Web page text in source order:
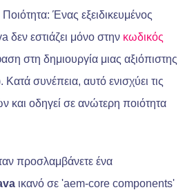
Ποιότητα: Ένας εξειδικευμένος
δεν εστιάζει μόνο στην κωδικός
στη δημιουργία μιας αξιόπιστης
συνέπεια, αυτό ενισχύει τις
και οδηγεί σε ανώτερη ποιότητα
προσλαμβάνετε ένα
ικανό σε 'aem-core components'